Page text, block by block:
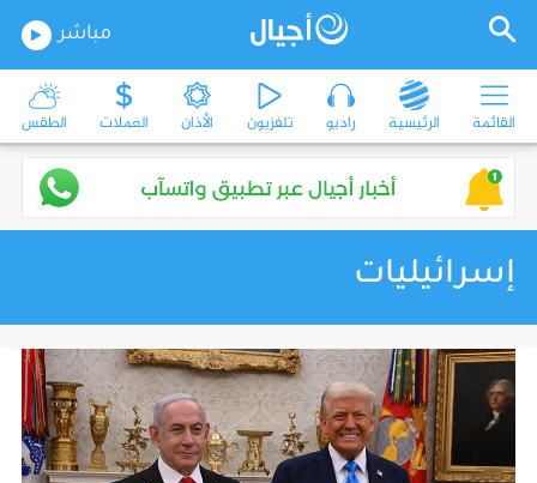
مباشر
القائمة الرئيسية راديو تلفزيون الأذان العملات الطقس
إسرائيليات